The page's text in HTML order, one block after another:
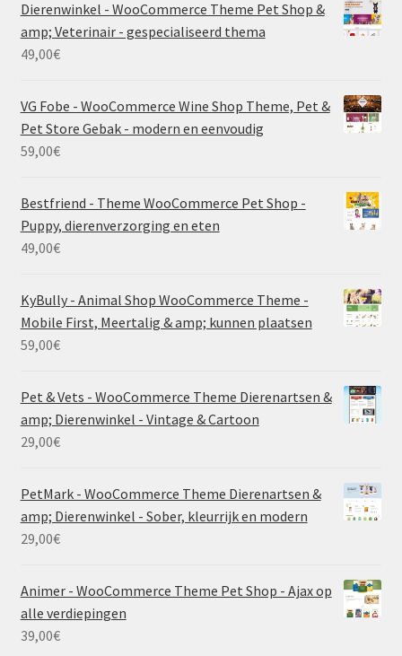
Dierenwinkel - WooCommerce Theme Pet Shop &
amp; Veterinair - gespecialiseerd thema
49,00€
VG Fobe - WooCommerce Wine Shop Theme, Pet &
Pet Store Gebak - modern en eenvoudig
59,00€
Bestfriend - Theme WooCommerce Pet Shop -
Puppy, dierenverzorging en eten
49,00€
KyBully - Animal Shop WooCommerce Theme -
Mobile First, Meertalig & amp; kunnen plaatsen
59,00€
Pet & Vets - WooCommerce Theme Dierenartsen &
amp; Dierenwinkel - Vintage & Cartoon
29,00€
PetMark - WooCommerce Theme Dierenartsen &
amp; Dierenwinkel - Sober, kleurrijk en modern
29,00€
Animer - WooCommerce Theme Pet Shop - Ajax op
alle verdiepingen
39,00€